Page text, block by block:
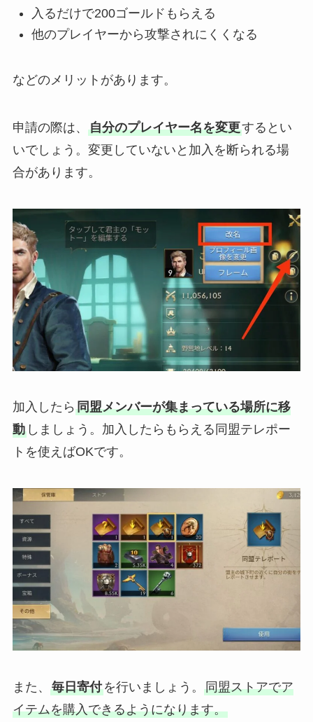
入るだけで200ゴールドもらえる
他のプレイヤーから攻撃されにくくなる
などのメリットがあります。
申請の際は、 自分のプレイヤー名を変更するとい
いでしょう。変更していないと加入を断られる場
合があります。
加入したら 同盟メンバーが集まっている場所に移
動しましょう。加入したらもらえる同盟テレポー
トを使えばOKです。
また、 毎日寄付を行いましょう。 同盟ストアでア
イテムを購入できるようになります。